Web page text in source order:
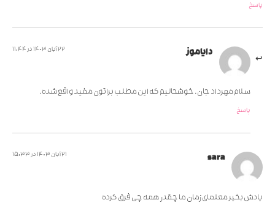
پاسخ
دایاموز 22 آبان 1403 در 11:44
سلام مهرداد جان. خوشحالیم که این مطلب براتون مفید واقع شده.
پاسخ
sara 21 آبان 1403 در 15:33
یادش بخیر معلمای زمان ما چقدر همه چی فرق کرده